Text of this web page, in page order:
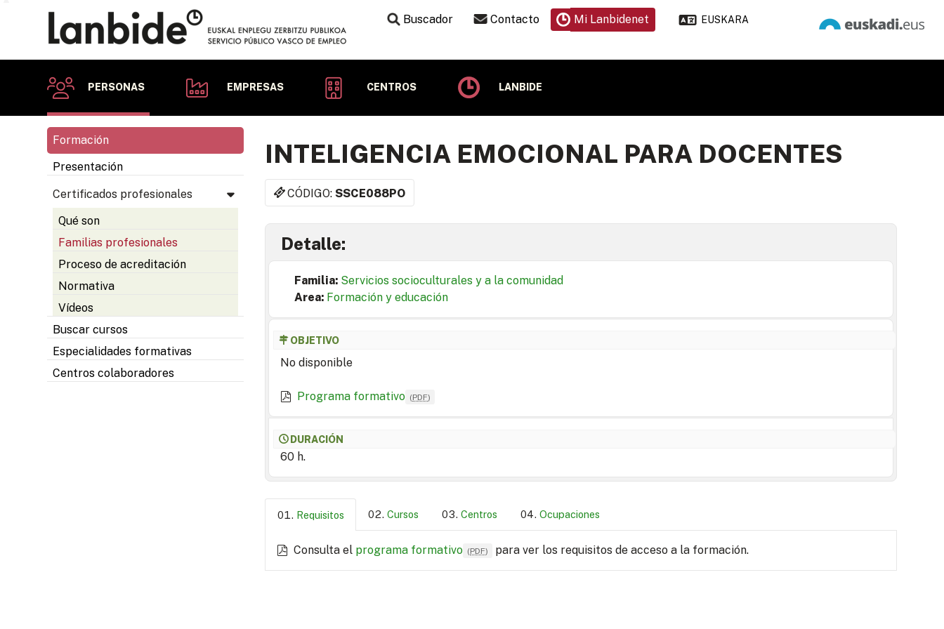
Buscador Contacto Mi Lanbidenet EUSKARA
PERSONAS EMPRESAS CENTROS LANBIDE
Formación
Presentación
Certificados profesionales
Qué son
Familias profesionales
Proceso de acreditación
Normativa
Vídeos
Buscar cursos
Especialidades formativas
Centros colaboradores
INTELIGENCIA EMOCIONAL PARA DOCENTES
CÓDIGO:SSCE088PO
Detalle:
Familia: Servicios socioculturales y a la comunidad
Area: Formación y educación
OBJETIVO
No disponible
Programa formativo (PDF)
DURACIÓN
60 h.
Requisitos Cursos Centros Ocupaciones
Consulta el programa formativo (PDF) para ver los requisitos de acceso a la formación.